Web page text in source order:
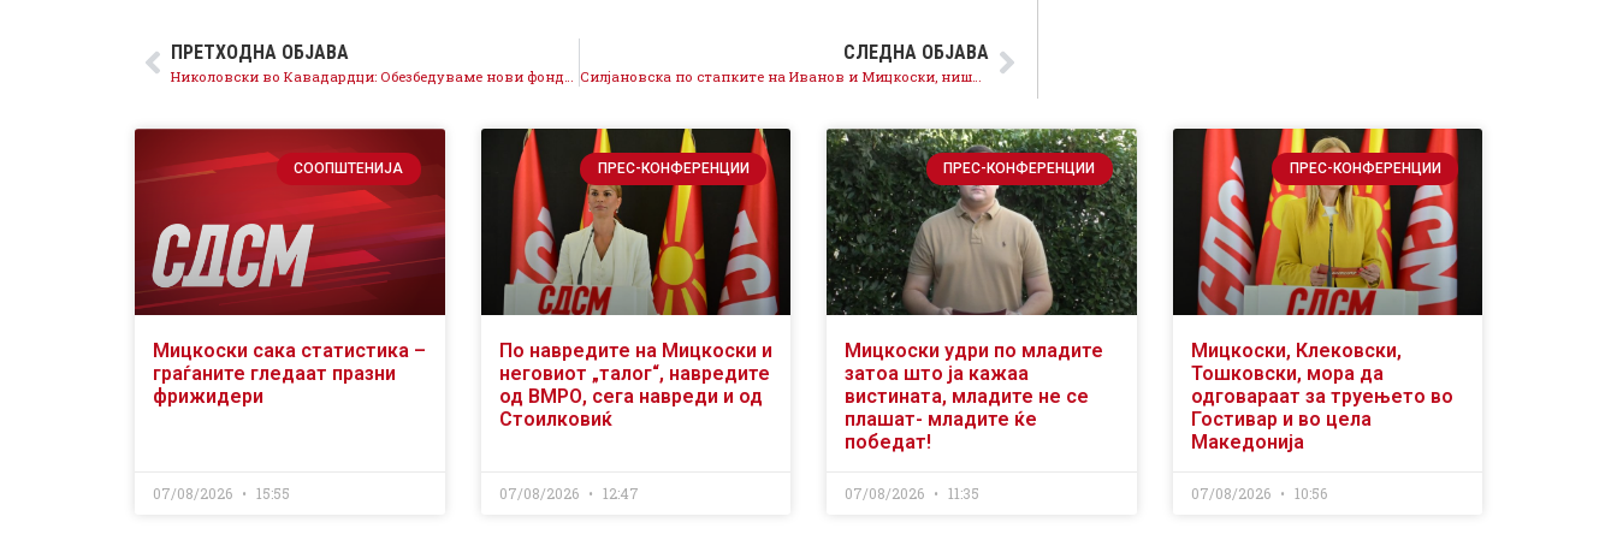
ПРЕТХОДНА ОБЈАВА
Николовски во Кавадардци: Обезбедуваме нови фондови и програми за поддршка на младите земјоделци, се враќаат долговите кон лозарите
СЛЕДНА ОБЈАВА
Силјановска по стапките на Иванов и Мицкоски, ништо не се менува во партијата на Груевски
СООПШТЕНИЈА
Мицкоски сака статистика –
граѓаните гледаат празни
фрижидери
07/08/2026 15:55
ПРЕС-КОНФЕРЕНЦИИ
По навредите на Мицкоски и
неговиот „талог“, навредите
од ВМРО, сега навреди и од
Стоилковиќ
07/08/2026 12:47
ПРЕС-КОНФЕРЕНЦИИ
Мицкоски удри по младите
затоа што ја кажаа
вистината, младите не се
плашат- младите ќе
победат!
07/08/2026 11:35
ПРЕС-КОНФЕРЕНЦИИ
Мицкоски, Клековски,
Тошковски, мора да
одговараат за труењето во
Гостивар и во цела
Македонија
07/08/2026 10:56